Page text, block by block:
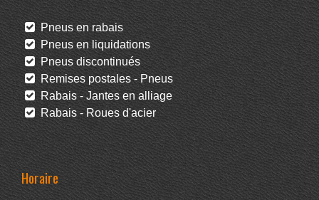
Pneus en rabais
Pneus en liquidations
Pneus discontinués
Remises postales - Pneus
Rabais - Jantes en alliage
Rabais - Roues d'acier
Horaire